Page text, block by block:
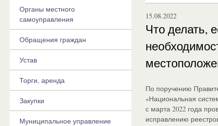
15.08.2022
Что делать,
По поручению
«Национальная
с марта 2022 года
исправлению
Органы местного
самоуправления
Обращения граждан
Устав
Торги, аренда
Закупки
Муниципальное управление